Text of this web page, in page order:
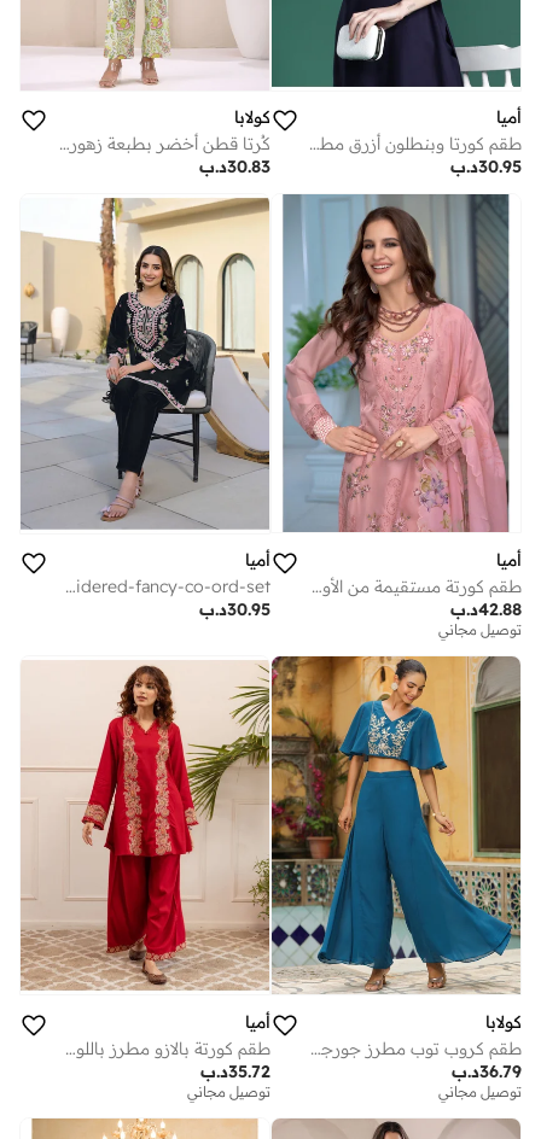
أميا
طقم كورتا وبنطلون أزرق مطرز
د.ب30.95
كولابا
كُرتا قطن أخضر بطبعة زهور مع بنطلون
د.ب30.83
أميا
طقم كورتة مستقيمة من الأورجانزا المطرزة باللون الوردي مع شال
د.ب42.88
توصيل مجاني
أميا
cotton-embroidered-fancy-co-ord-set
د.ب30.95
كولابا
طقم كروب توب مطرز جورجيت خفيف الوزن باللون التركواز
د.ب36.79
توصيل مجاني
أميا
طقم كورتة بالازو مطرز باللون الأحمر من الفسكوز والرايون
د.ب35.72
توصيل مجاني